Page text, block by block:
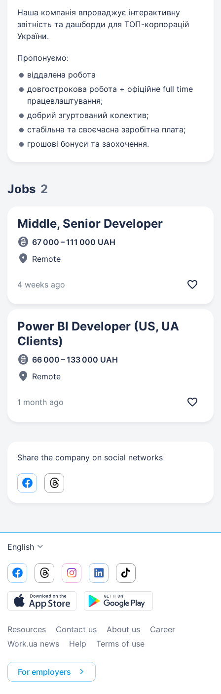
Наша компанія впроваджує інтерактивну
звітність та дашборди для ТОП-корпорацій
України.
Пропонуємо:
віддалена робота
довгострокова робота + офіційне full time
працевлаштування;
добрий згуртований колектив;
стабільна та своєчасна заробітна плата;
грошові бонуси та заохочення.
Jobs 2
Middle, Senior Developer
67 000 – 111 000 UAH
Remote
4 weeks ago
Power BI Developer (US, UA
Clients)
66 000 – 133 000 UAH
Remote
1 month ago
Share the company on social networks
Facebook share link
Threads share link
English
Resources Contact us About us
Сareer
Work.ua news
Help Terms of use
For employers